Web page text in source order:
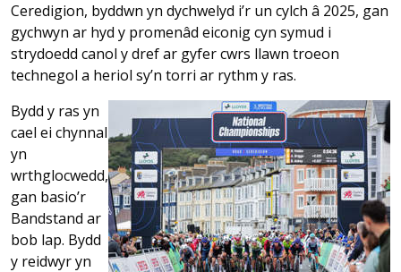
Ceredigion, byddwn yn dychwelyd i’r un cylch â 2025, gan
gychwyn ar hyd y promenâd eiconig cyn symud i
strydoedd canol y dref ar gyfer cwrs llawn troeon
technegol a heriol sy’n torri ar rythm y ras.
Bydd y ras yn
cael ei chynnal
yn
wrthglocwedd,
gan basio’r
Bandstand ar
bob lap. Bydd
y reidwyr yn